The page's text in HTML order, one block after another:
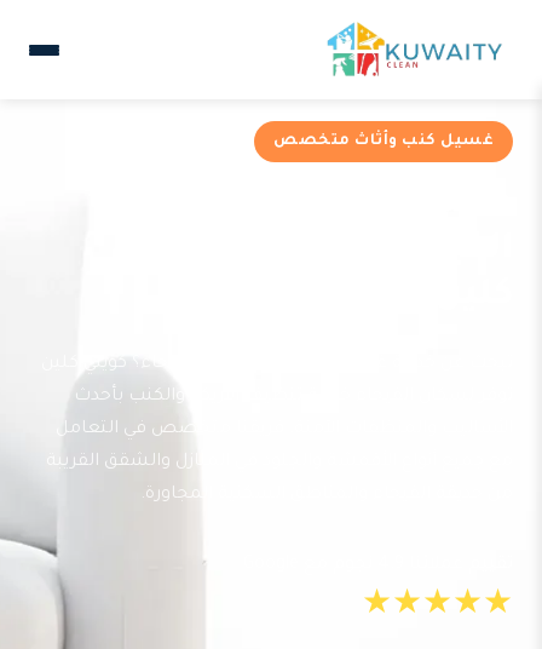
غسيل كنب وأثاث متخصص
تبحث عن خدمة غسيل كنب موثوقة في الفيحاء؟ كويتي كلين
توفر لسكان الفيحاء خدمة تنظيف الأريكة والكنب بأحدث
الأساليب والمنظفات الآمنة. فريقنا متخصص في التعامل
مع جميع أنواع الأقمشة والجلود في المنازل والشقق القريبة
من حديقة الفيحاء والمناطق السكنية المجاورة.
★★★★★